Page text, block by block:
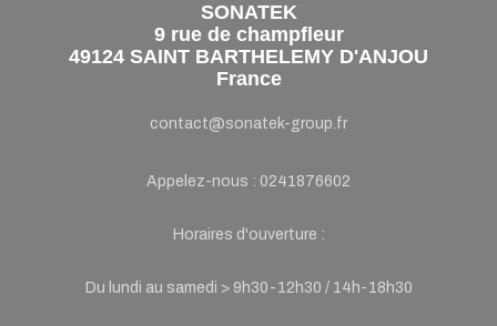
SONATEK
9 rue de champfleur
49124 SAINT BARTHELEMY D'ANJOU
France
contact@sonatek-group.fr
Appelez-nous : 0241876602
Horaires d'ouverture :
Du lundi au samedi > 9h30-12h30 / 14h-18h30